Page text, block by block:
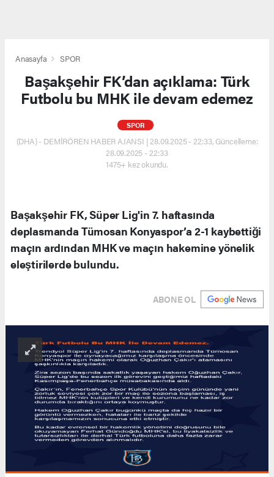
Anasayfa SPOR
Başakşehir FK’dan açıklama: Türk
Futbolu bu MHK ile devam edemez
SPOR
(DHA) - DEMİRÖREN HABER AJANSI | 28.09.2025 - 22:33, Güncelleme:
28.09.2025 - 22:33
1475+ kez okundu.
Başakşehir FK, Süper Lig'in 7. haftasında
deplasmanda Tümosan Konyaspor’a 2-1 kaybettiği
maçın ardından MHK ve maçın hakemine yönelik
eleştirilerde bulundu.
ABONE OL